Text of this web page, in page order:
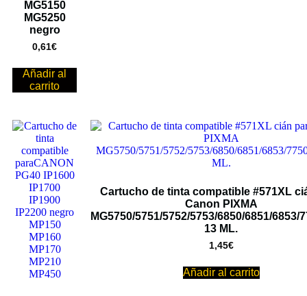
MG5150
MG5250
negro
0,61€
Añadir al
carrito
Cartucho de tinta compatible #571XL
Canon PIXMA
MG5750/5751/5752/5753/6850/6851/6853/
13 ML.
1,45€
Añadir al carrito